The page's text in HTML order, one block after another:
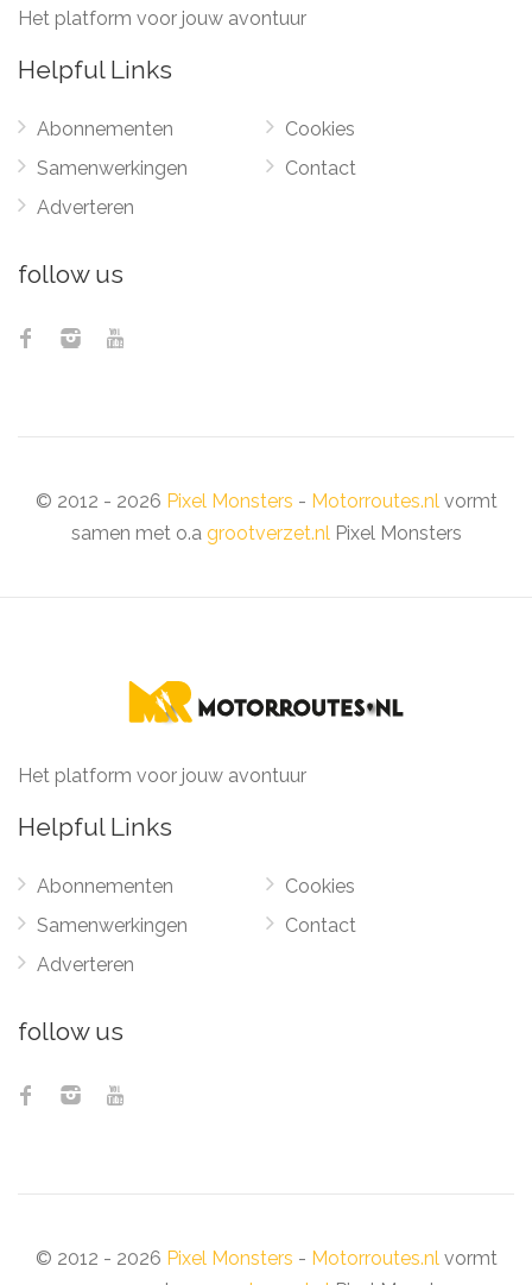
Het platform voor jouw avontuur
Helpful Links
Abonnementen
Samenwerkingen
Adverteren
Cookies
Contact
follow us
© 2012 - 2026 Pixel Monsters - Motorroutes.nlvormt
samen met o.a grootverzet.nlPixel Monsters
Het platform voor jouw avontuur
Helpful Links
Abonnementen
Samenwerkingen
Adverteren
Cookies
Contact
follow us
© 2012 - 2026 Pixel Monsters - Motorroutes.nlvormt